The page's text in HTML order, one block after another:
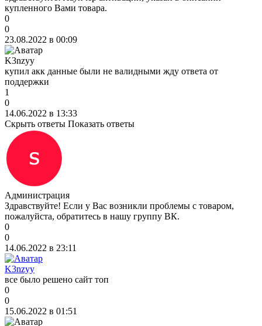
купленного Вами товара.
0
0
23.08.2022 в 00:09
K3nzyy
купил акк данные были не валидными жду ответа от
поддержки
1
0
14.06.2022 в 13:33
Скрыть ответы Показать ответы
Администрация
Здравствуйте! Если у Вас возникли проблемы с товаром,
пожалуйста, обратитесь в нашу группу ВК.
0
0
14.06.2022 в 23:11
K3nzyy
все было решено сайт топ
0
0
15.06.2022 в 01:51